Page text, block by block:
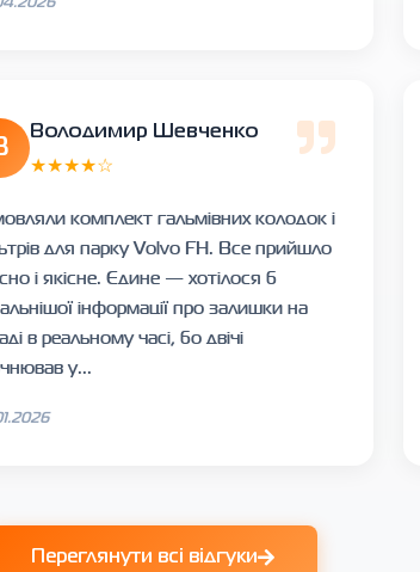
Володимир Шевченко
★★★★☆
комплект гальмівних колодок і
для парку Volvo FH. Все прийшло
і якісне. Єдине — хотілося б
інформації про залишки на
в реальному часі, бо двічі
у...
Переглянути всі відгуки